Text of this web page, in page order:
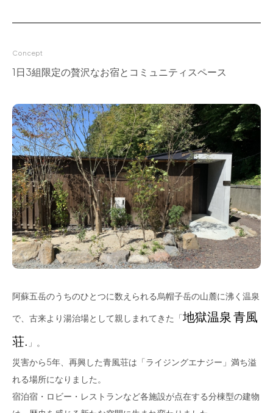
for Business
Contact
フラッグシップストア
0965-52-0323
熊本店
096-274-8175
Arv
0965-45-9282
Concept
1日3組限定の贅沢なお宿とコミュニティスペース
阿蘇五岳のうちのひとつに数えられる烏帽子岳の山麓に沸く温泉
で、古来より湯治場として親しまれてきた「地獄温泉 青風
荘. 」。
災害から5年、再興した青風荘は「ライジングエナジー」満ち溢
れる場所になりました。
宿泊宿・ロビー・レストランなど各施設が点在する分棟型の建物